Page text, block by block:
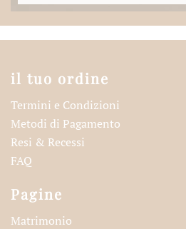
il tuo ordine
Termini e Condizioni
Metodi di Pagamento
Resi & Recessi
FAQ
Pagine
Matrimonio